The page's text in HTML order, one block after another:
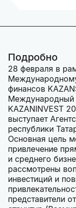
Подробно
28 февраля в
финансов
Международный
KAZANINVEST
выступает
республики
Основная цель
привлечение
и среднего
рассмотрены
инвестиций и
представители